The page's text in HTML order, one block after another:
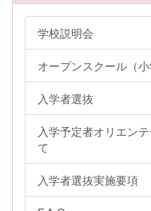
学校説明会
オープンスクール（
入学者選抜
入学予定者オリエン
て
入学者選抜実施要項